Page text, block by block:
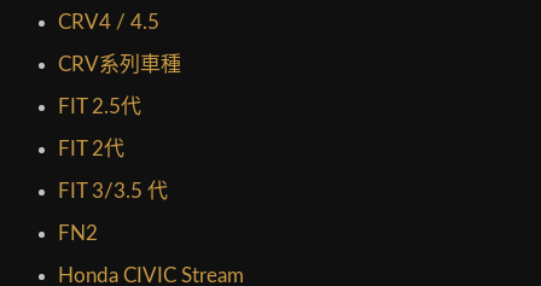
CRV4 / 4.5
CRV系列車種
FIT 2.5代
FIT 2代
FIT 3/3.5 代
FN2
Honda CIVIC Stream